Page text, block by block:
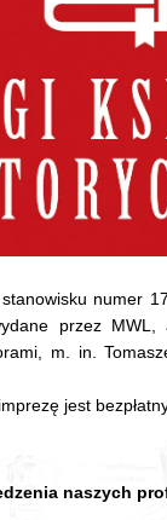
numer
przez
m. in.
jest
naszych